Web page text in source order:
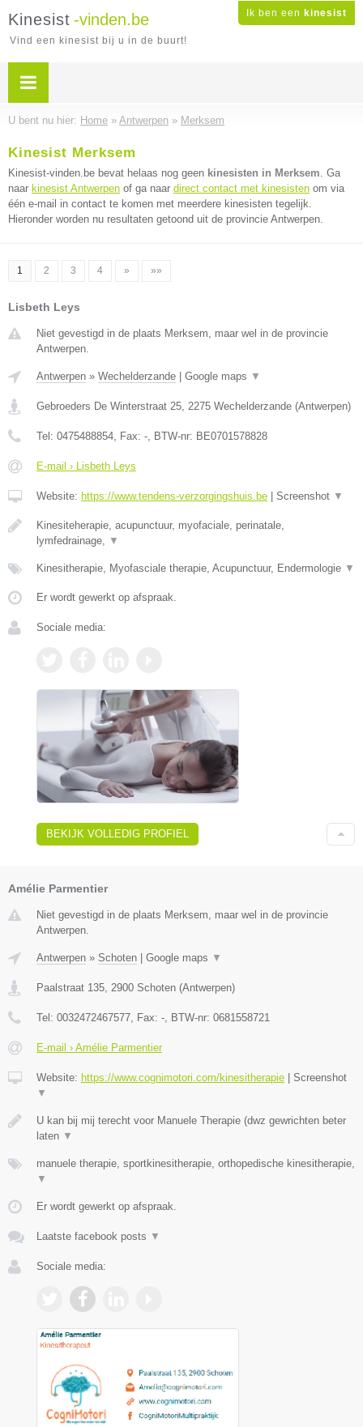
Ik ben een kinesist
Kinesist -vinden.be
Vind een kinesist bij u in de buurt!
U bent nu hier: Home » Antwerpen » Merksem
Kinesist Merksem
Kinesist-vinden.be bevat helaas nog geen kinesisten in Merksem. Ga
naar kinesist Antwerpen of ga naar direct contact met kinesisten om via
één e-mail in contact te komen met meerdere kinesisten tegelijk.
Hieronder worden nu resultaten getoond uit de provincie Antwerpen.
1 2 3 4 » »»
Lisbeth Leys
Niet gevestigd in de plaats Merksem, maar wel in de provincie
Antwerpen.
Antwerpen » Wechelderzande Google maps ▼
Gebroeders De Winterstraat 25, 2275 Wechelderzande (Antwerpen)
Tel: 0475488854, Fax: -, BTW-nr: BE0701578828
E-mail › Lisbeth Leys
Website: https://www.tendens-verzorgingshuis.be Screenshot ▼
Kinesiteherapie, acupunctuur, myofaciale, perinatale,
lymfedrainage, ▼
Kinesitherapie, Myofasciale therapie, Acupunctuur, Endermologie ▼
Er wordt gewerkt op afspraak.
Sociale media:
BEKIJK VOLLEDIG PROFIEL
Amélie Parmentier
Niet gevestigd in de plaats Merksem, maar wel in de provincie
Antwerpen.
Antwerpen » Schoten Google maps ▼
Paalstraat 135 2900 Schoten (Antwerpen)
Tel: 0032472467577 , Fax: - , BTW-nr: 0681558721
E-mail › Amélie Parmentier
Website: https://www.cognimotori.com/kinesitherapie
Screenshot
▼
U kan bij mij terecht voor Manuele Therapie (dwz gewrichten beter
laten ▼
manuele therapie, sportkinesitherapie, orthopedische kinesitherapie,
▼
Er wordt gewerkt op afspraak.
Laatste facebook posts ▼
Sociale media: